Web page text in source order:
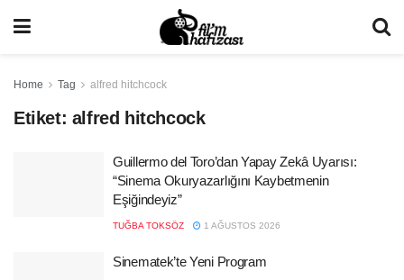
Home Tag alfred hitchcock
Etiket: alfred hitchcock
Guillermo del Toro’dan Yapay Zekâ Uyarısı:
“Sinema Okuryazarlığını Kaybetmenin
Eşiğindeyiz”
TUĞBA TOKSÖZ 1 AĞUSTOS 2026
Sinematek’te Yeni Program